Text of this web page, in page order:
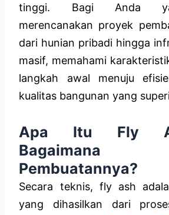
tinggi. Bagi Anda
merencanakan proyek
dari hunian pribadi hingga
masif, memahami
langkah awal menuju
kualitas bangunan yang
Apa Itu Fly
Bagaimana
Pembuatannya?
Secara teknis, fly ash
yang dihasilkan dari